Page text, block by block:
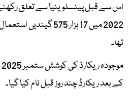
اس سے قبل پینسلوینیا سے تعلق
2022 میں 17 ہزار 575
تھا۔
کے بعد ریکارڈ چند روز قبل نام کیا گیا۔